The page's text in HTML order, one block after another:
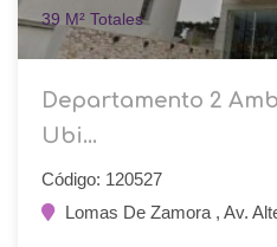
39 M² Totales
Departamento 2
Ubi...
Código: 120527
Lomas De Zamora , Av.